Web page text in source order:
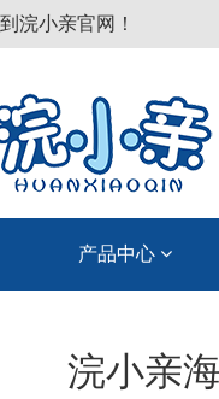
浣小亲官网！
产品中心
浣小亲